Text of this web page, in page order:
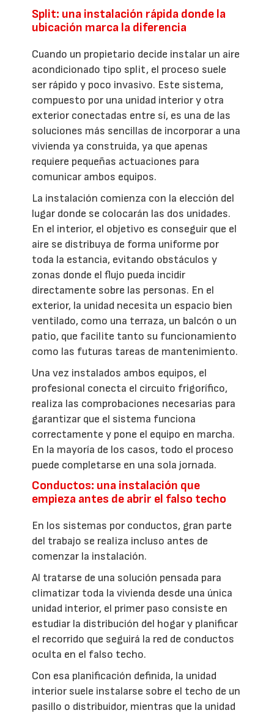
Split: una instalación rápida donde la
ubicación marca la diferencia
Cuando un propietario decide instalar un aire
acondicionado tipo split, el proceso suele
ser rápido y poco invasivo. Este sistema,
compuesto por una unidad interior y otra
exterior conectadas entre sí, es una de las
soluciones más sencillas de incorporar a una
vivienda ya construida, ya que apenas
requiere pequeñas actuaciones para
comunicar ambos equipos.
La instalación comienza con la elección del
lugar donde se colocarán las dos unidades.
En el interior, el objetivo es conseguir que el
aire se distribuya de forma uniforme por
toda la estancia, evitando obstáculos y
zonas donde el flujo pueda incidir
directamente sobre las personas. En el
exterior, la unidad necesita un espacio bien
ventilado, como una terraza, un balcón o un
patio, que facilite tanto su funcionamiento
como las futuras tareas de mantenimiento.
Una vez instalados ambos equipos, el
profesional conecta el circuito frigorífico,
realiza las comprobaciones necesarias para
garantizar que el sistema funciona
correctamente y pone el equipo en marcha.
En la mayoría de los casos, todo el proceso
puede completarse en una sola jornada.
Conductos: una instalación que
empieza antes de abrir el falso techo
En los sistemas por conductos, gran parte
del trabajo se realiza incluso antes de
comenzar la instalación.
Al tratarse de una solución pensada para
climatizar toda la vivienda desde una única
unidad interior, el primer paso consiste en
estudiar la distribución del hogar y planificar
el recorrido que seguirá la red de conductos
oculta en el falso techo.
Con esa planificación definida, la unidad
interior suele instalarse sobre el techo de un
pasillo o distribuidor, mientras que la unidad